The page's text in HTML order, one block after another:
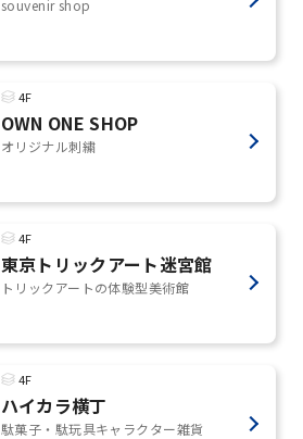
souvenir shop
4F
OWN ONE SHOP
オリジナル刺繍
4F
東京トリックアート迷宮館
トリックアートの体験型美術館
4F
ハイカラ横丁
駄菓子・駄玩具キャラクター雑貨